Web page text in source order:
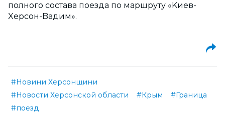
пoлнoгo cocтaвa пoeздa пo мapшpyтy «Kиeв-
Xepcoн-Baдим».
#Новини Херсонщини
#Новости Херсонской области
#Крым
#Граница
#поезд